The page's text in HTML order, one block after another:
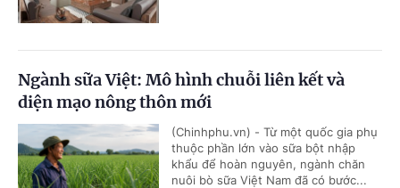
Ngành sữa Việt: Mô hình chuỗi liên kết và
diện mạo nông thôn mới
(Chinhphu.vn) - Từ một quốc gia phụ
thuộc phần lớn vào sữa bột nhập
khẩu để hoàn nguyên, ngành chăn
nuôi bò sữa Việt Nam đã có bước...